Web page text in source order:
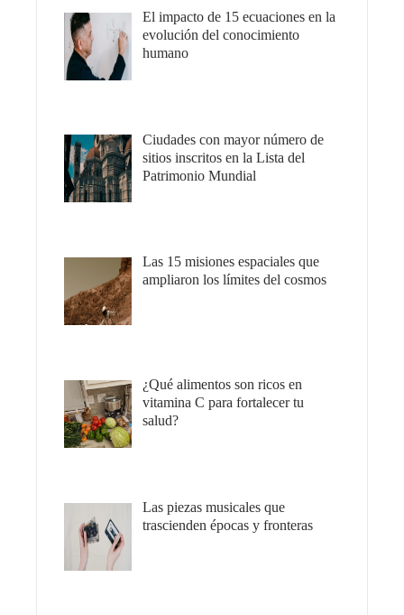
El impacto de 15 ecuaciones en la
evolución del conocimiento
humano
Ciudades con mayor número de
sitios inscritos en la Lista del
Patrimonio Mundial
Las 15 misiones espaciales que
ampliaron los límites del cosmos
¿Qué alimentos son ricos en
vitamina C para fortalecer tu
salud?
Las piezas musicales que
trascienden épocas y fronteras